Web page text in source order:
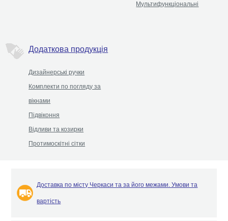
Мультифункціональні
Додаткова продукція
Дизайнерські ручки
Комплекти по погляду за
вікнами
Підвіконня
Відливи та козирки
Протимоскітні сітки
Доставка по місту Черкаси та за його межами. Умови та
вартість